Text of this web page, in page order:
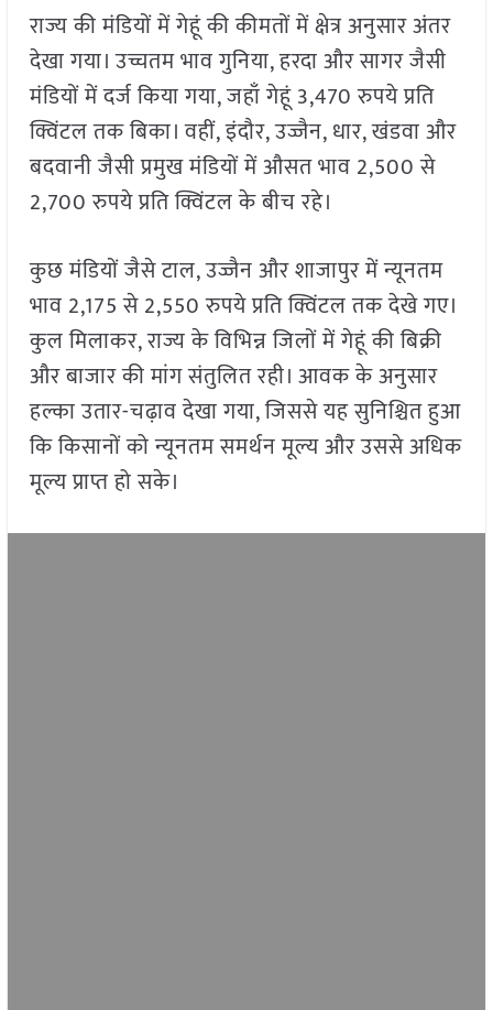
राज्य की मंडियों में गेहूं की कीमतों में क्षेत्र अनुसार अंतर
देखा गया। उच्चतम भाव गुनिया, हरदा और सागर जैसी
मंडियों में दर्ज किया गया, जहाँ गेहूं 3,470 रुपये प्रति
क्विंटल तक बिका। वहीं, इंदौर, उज्जैन, धार, खंडवा और
बदवानी जैसी प्रमुख मंडियों में औसत भाव 2,500 से
2,700 रुपये प्रति क्विंटल के बीच रहे।
कुछ मंडियों जैसे टाल, उज्जैन और शाजापुर में न्यूनतम
भाव 2,175 से 2,550 रुपये प्रति क्विंटल तक देखे गए।
कुल मिलाकर, राज्य के विभिन्न जिलों में गेहूं की बिक्री
और बाजार की मांग संतुलित रही। आवक के अनुसार
हल्का उतार-चढ़ाव देखा गया, जिससे यह सुनिश्चित हुआ
कि किसानों को न्यूनतम समर्थन मूल्य और उससे अधिक
मूल्य प्राप्त हो सके।